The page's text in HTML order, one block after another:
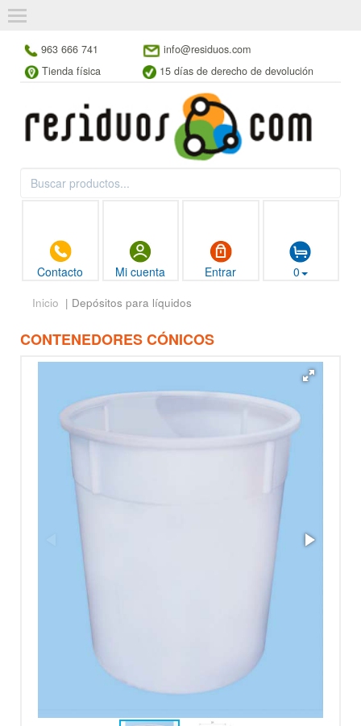
963 666 741
info@residuos.com
Tienda física
15 días de derecho de devolución
Contacto Mi cuenta Entrar 0
Inicio | Depósitos para líquidos
CONTENEDORES CÓNICOS